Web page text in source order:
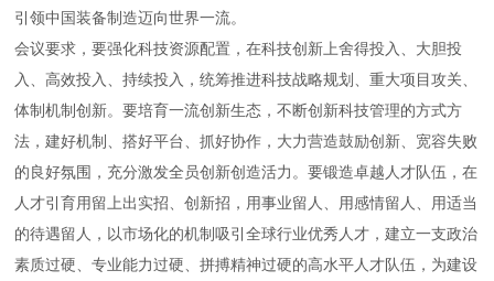
引领中国装备制造迈向世界一流。
会议要求，要强化科技资源配置，在科技创新上舍得投入、大胆投
入、高效投入、持续投入，统筹推进科技战略规划、重大项目攻关、
体制机制创新。要培育一流创新生态，不断创新科技管理的方式方
法，建好机制、搭好平台、抓好协作，大力营造鼓励创新、宽容失败
的良好氛围，充分激发全员创新创造活力。要锻造卓越人才队伍，在
人才引育用留上出实招、创新招，用事业留人、用感情留人、用适当
的待遇留人，以市场化的机制吸引全球行业优秀人才，建立一支政治
素质过硬、专业能力过硬、拼搏精神过硬的高水平人才队伍，为建设